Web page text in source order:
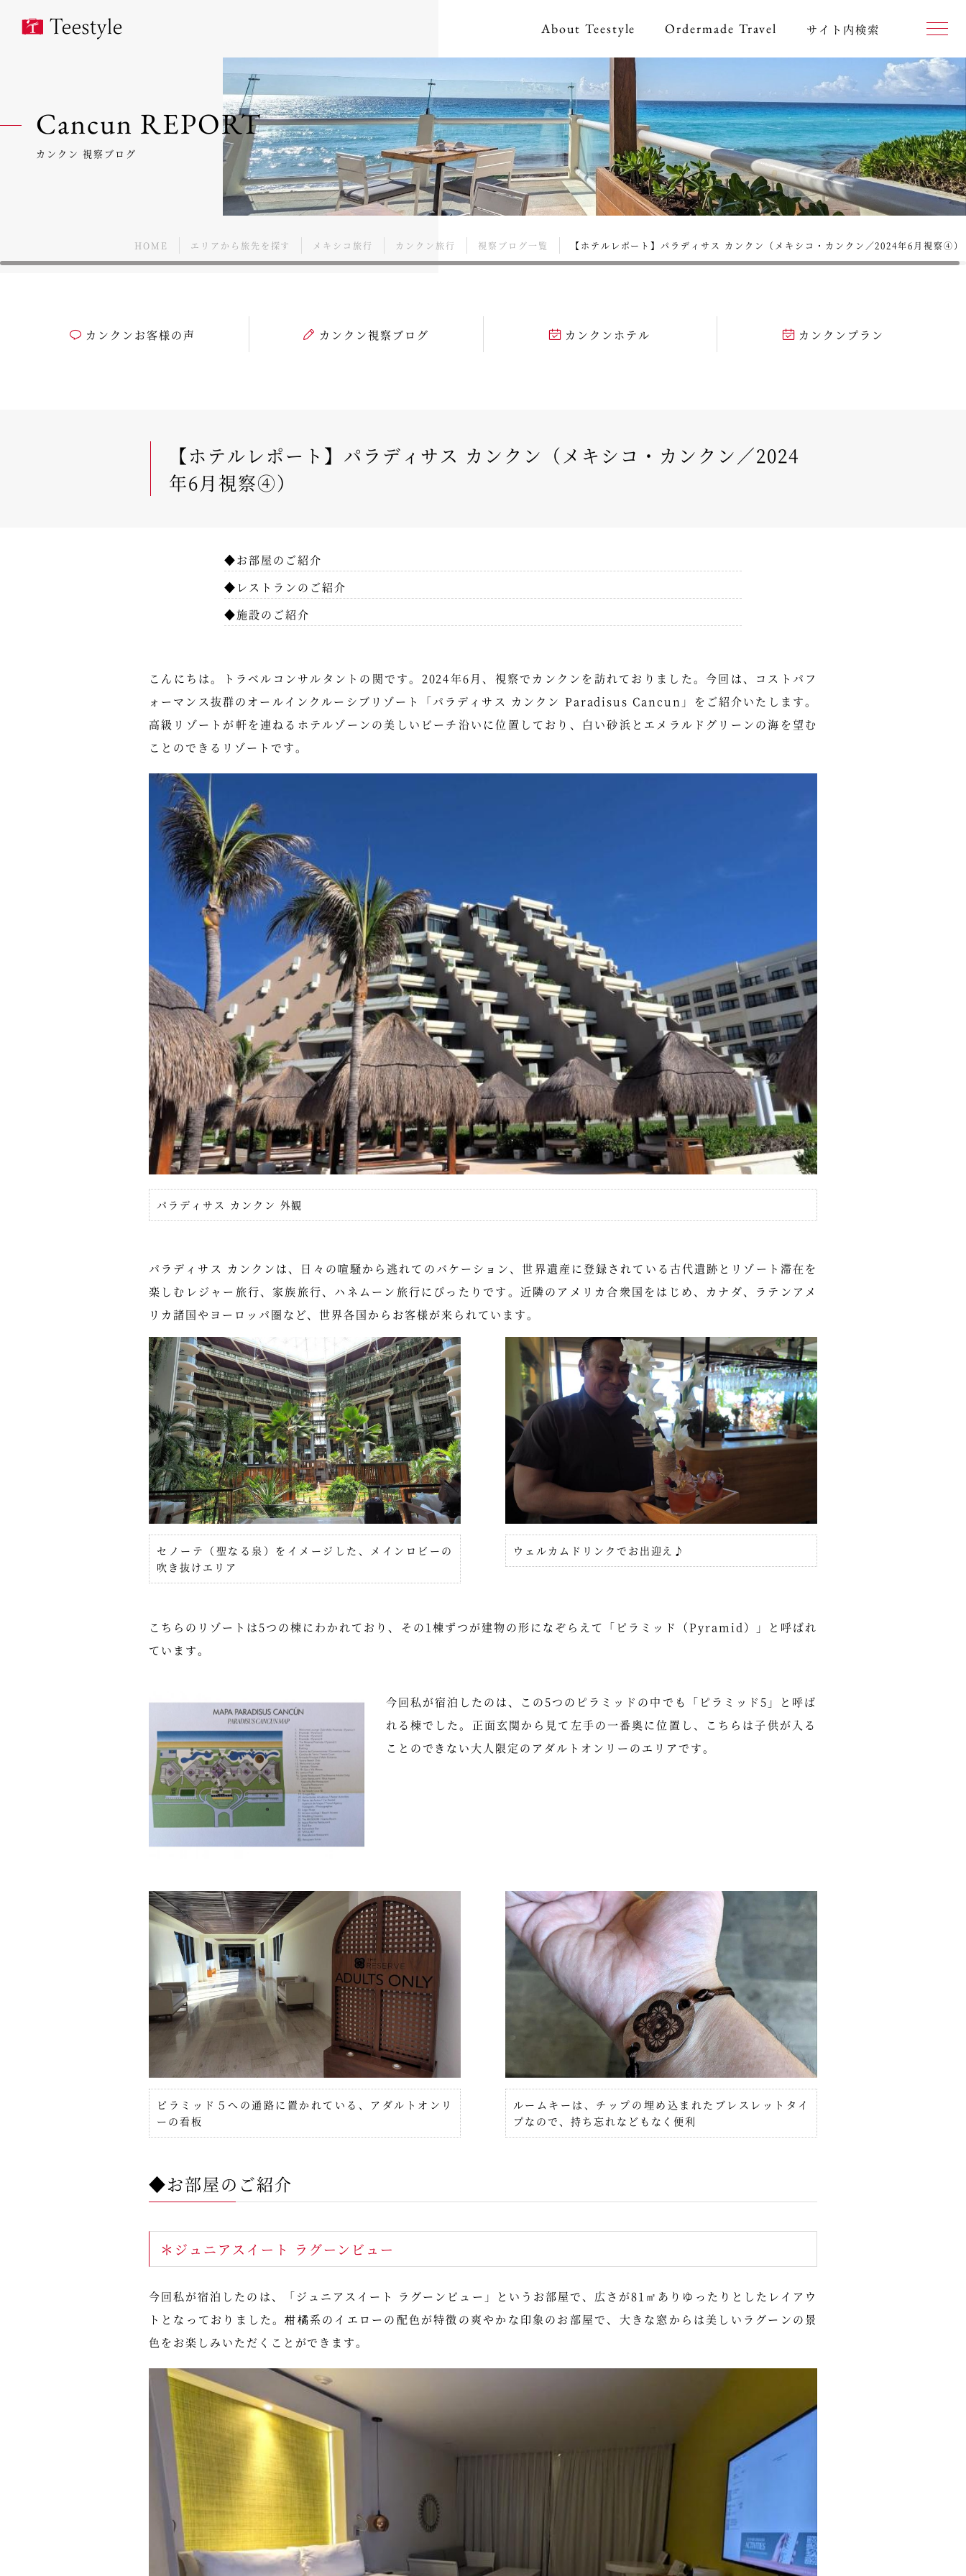
About Teestyle Ordermade Travel サイト内検索
Cancun REPORT
カンクン 視察ブログ
HOME エリアから旅先を探す メキシコ旅行 カンクン旅行 視察ブログ一覧 【ホテルレポート】パラディサス カンクン（メキシコ・カンクン／2024年6月視察④）
カンクンお客様の声 カンクン視察ブログ カンクンホテル カンクンプラン
【ホテルレポート】パラディサス カンクン（メキシコ・カンクン／2024
年6月視察④）
◆お部屋のご紹介
◆レストランのご紹介
◆施設のご紹介
こんにちは。トラベルコンサルタントの関です。2024年6月、視察でカンクンを訪れておりました。今回は、コストパフ
ォーマンス抜群のオールインクルーシブリゾート「パラディサス カンクン Paradisus Cancun」をご紹介いたします。
高級リゾートが軒を連ねるホテルゾーンの美しいビーチ沿いに位置しており、白い砂浜とエメラルドグリーンの海を望む
ことのできるリゾートです。
パラディサス カンクン 外観
パラディサス カンクンは、日々の喧騒から逃れてのバケーション、世界遺産に登録されている古代遺跡とリゾート滞在を
楽しむレジャー旅行、家族旅行、ハネムーン旅行にぴったりです。近隣のアメリカ合衆国をはじめ、カナダ、ラテンアメ
リカ諸国やヨーロッパ圏など、世界各国からお客様が来られています。
セノーテ（聖なる泉）をイメージした、メインロビーの
吹き抜けエリア
ウェルカムドリンクでお出迎え♪
こちらのリゾートは5つの棟にわかれており、その1棟ずつが建物の形になぞらえて「ピラミッド（Pyramid）」と呼ばれ
ています。
今回私が宿泊したのは、この5つのピラミッドの中でも「ピラミッド5」と呼ば
れる棟でした。正面玄関から見て左手の一番奥に位置し、こちらは子供が入る
ことのできない大人限定のアダルトオンリーのエリアです。
ピラミッド５への通路に置かれている、アダルトオンリ
ーの看板
ルームキーは、チップの埋め込まれたブレスレットタイ
プなので、持ち忘れなどもなく便利
◆お部屋のご紹介
＊ジュニアスイート ラグーンビュー
今回私が宿泊したのは、「ジュニアスイート ラグーンビュー」というお部屋で、広さが81㎡ありゆったりとしたレイアウ
トとなっておりました。柑橘系のイエローの配色が特徴の爽やかな印象のお部屋で、大きな窓からは美しいラグーンの景
色をお楽しみいただくことができます。